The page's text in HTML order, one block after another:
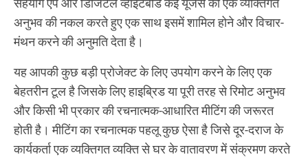
सहयोग ऐप और डिजिटल व्हाइटबोर्ड कई यूजर्स को एक व्यक्तिगत
अनुभव की नकल करते हुए एक साथ इसमें शामिल होने और विचार-
मंथन करने की अनुमति देता है।
यह आपकी कुछ बड़ी प्रोजेक्ट के लिए उपयोग करने के लिए एक
बेहतरीन टूल है जिसके लिए हाइब्रिड या पूरी तरह से रिमोट अनुभव
और किसी भी प्रकार की रचनात्मक-आधारित मीटिंग की जरूरत
होती है। मीटिंग का रचनात्मक पहलू कुछ ऐसा है जिसे दूर-दराज के
कार्यकर्ता एक व्यक्तिगत व्यक्ति से घर के वातावरण में संक्रमण करते